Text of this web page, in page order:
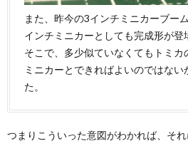
また、昨今の3インチミニカーブー
インチミニカーとしても完成形が登
そこで、多少似ていなくてもトミ
ミニカーとできればよいのではない
た。
つまりこういった意図がわかれば、そ